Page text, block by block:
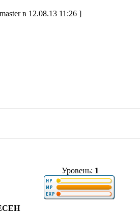
в 12.08.13 11:26 ]
Уровень: 1